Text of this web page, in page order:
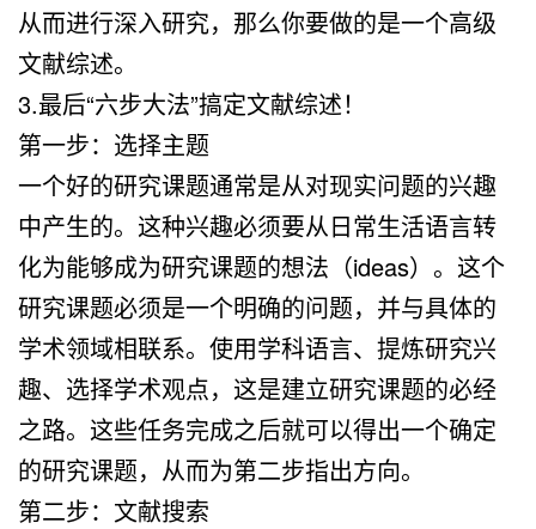
从而进行深入研究，那么你要做的是一个高级
文献综述。
3.最后“六步大法”搞定文献综述！
第一步：选择主题
一个好的研究课题通常是从对现实问题的兴趣
中产生的。这种兴趣必须要从日常生活语言转
化为能够成为研究课题的想法（ideas）。这个
研究课题必须是一个明确的问题，并与具体的
学术领域相联系。使用学科语言、提炼研究兴
趣、选择学术观点，这是建立研究课题的必经
之路。这些任务完成之后就可以得出一个确定
的研究课题，从而为第二步指出方向。
第二步：文献搜索